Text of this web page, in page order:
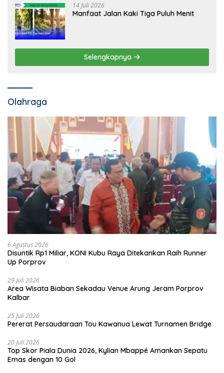
14 Juli 2026
Manfaat Jalan Kaki Tiga Puluh Menit
Selengkapnya
Olahraga
6 Agustus 2026
Disuntik Rp1 Miliar, KONI Kubu Raya Ditekankan Raih Runner
Up Porprov
29 Juli 2026
Area Wisata Biaban Sekadau Venue Arung Jeram Porprov
Kalbar
25 Juli 2026
Pererat Persaudaraan Tou Kawanua Lewat Turnamen Bridge
20 Juli 2026
Top Skor Piala Dunia 2026, Kylian Mbappé Amankan Sepatu
Emas dengan 10 Gol